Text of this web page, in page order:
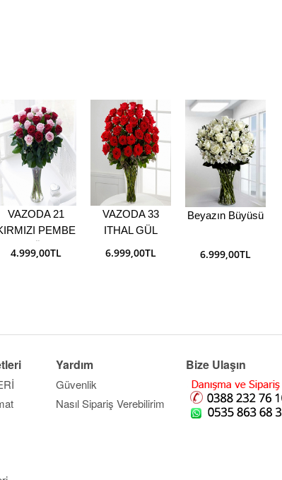
VAZODA 21
PEMBE
4.999,00TL
VAZODA 33
ITHAL GÜL
6.999,00TL
Beyazın Büyüsü
6.999,00TL
Yardım
Güvenlik
Nasıl Sipariş Verebilirim
Bize Ulaşın